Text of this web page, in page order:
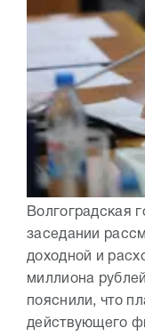
Волгоградская
заседании
доходной и
миллиона
пояснили, что
действующего